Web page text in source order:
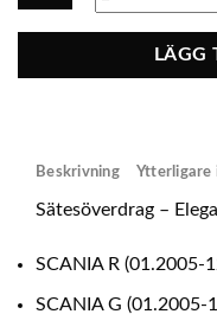
P
LÄGG
Beskrivning Ytterligare
Sätesöverdrag –
SCANIA R (01.2005-
SCANIA G (01.2005-